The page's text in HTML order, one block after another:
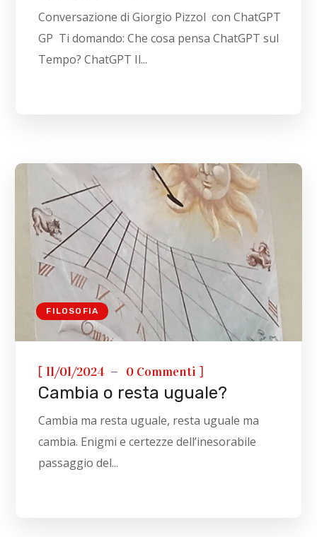
Conversazione di Giorgio Pizzol con ChatGPT
GP Ti domando: Che cosa pensa ChatGPT sul
Tempo? ChatGPT Il...
FILOSOFIA
[11/01/2024 0 Commenti ]
Cambia o resta uguale?
Cambia ma resta uguale, resta uguale ma
cambia. Enigmi e certezze dell’inesorabile
passaggio del...